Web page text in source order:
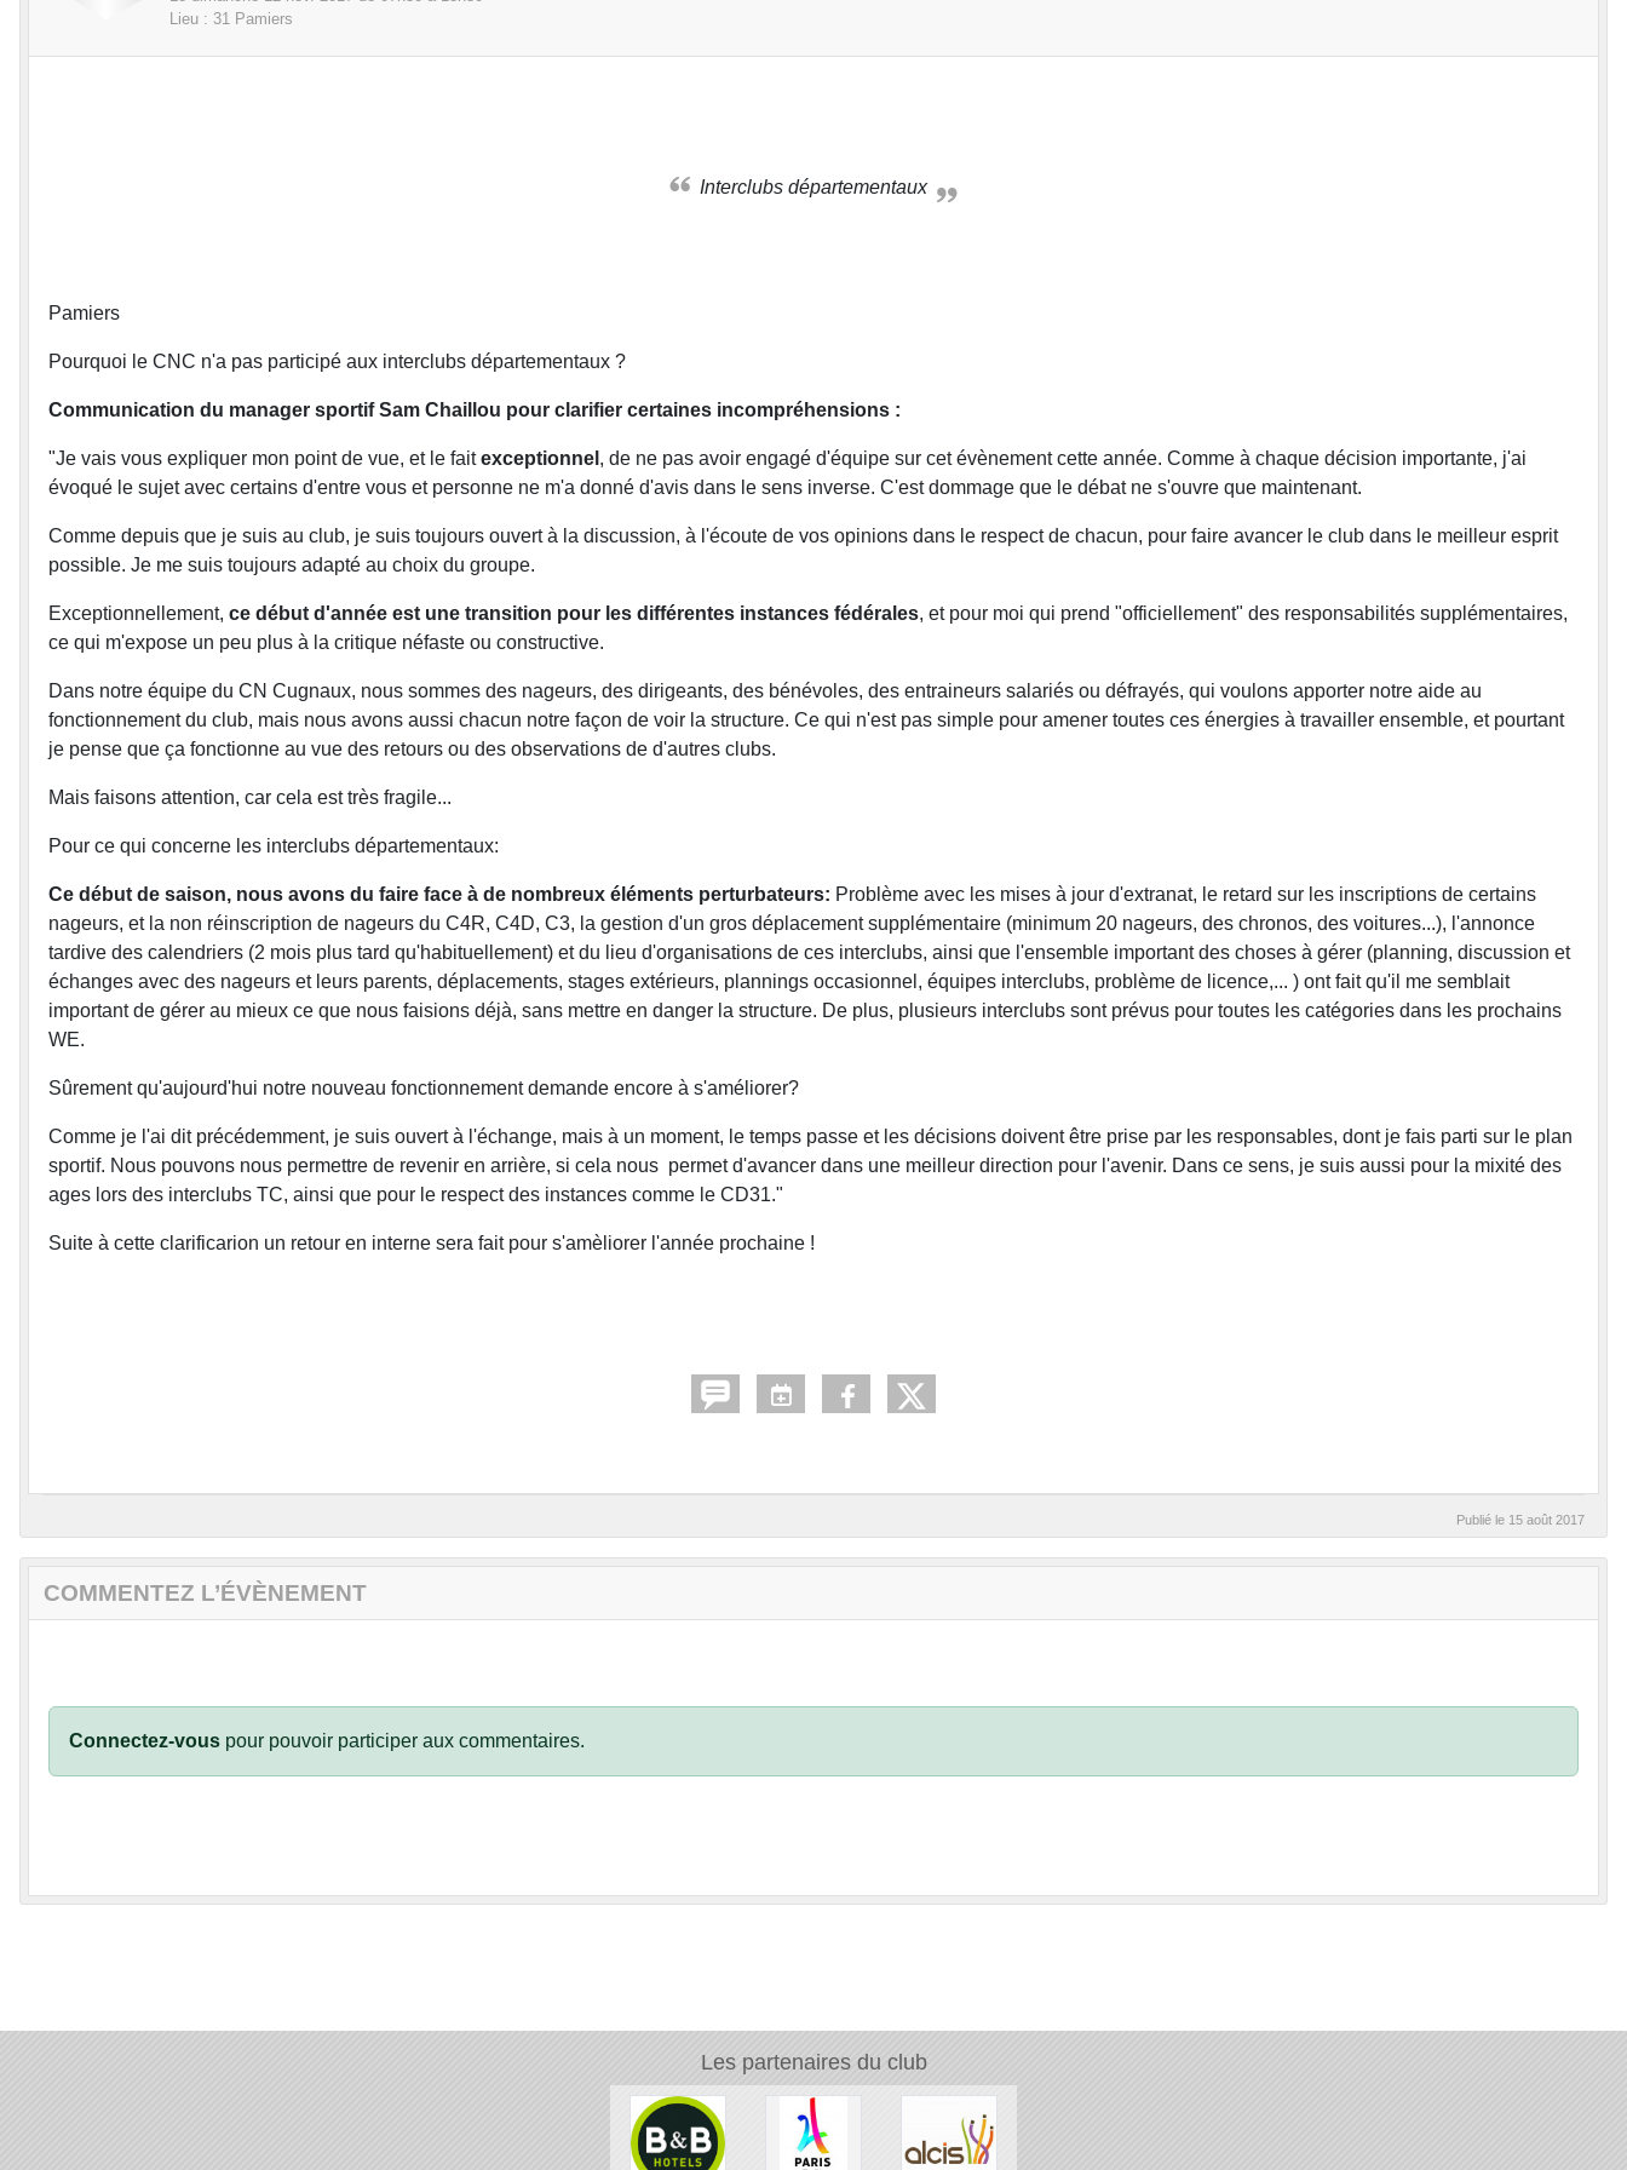
Lieu : 31 Pamiers
Interclubs départementaux
Pamiers
Pourquoi le CNC n'a pas participé aux interclubs départementaux ?
Communication du manager sportif Sam Chaillou pour clarifier certaines incompréhensions :
"Je vais vous expliquer mon point de vue, et le faitexceptionnel , de ne pas avoir engagé d'équipe sur cet évènement cette année. Comme à chaque décision importante, j'ai
évoqué le sujet avec certains d'entre vous et personne ne m'a donné d'avis dans le sens inverse. C'est dommage que le débat ne s'ouvre que maintenant.
Comme depuis que je suis au club, je suis toujours ouvert à la discussion, à l'écoute de vos opinions dans le respect de chacun, pour faire avancer le club dans le meilleur esprit
possible. Je me suis toujours adapté au choix du groupe.
Exceptionnellement, ce début d'année est une transition pour les différentes instances fédérales, et pour moi qui prend "officiellement" des responsabilités supplémentaires,
ce qui m'expose un peu plus à la critique néfaste ou constructive.
Dans notre équipe du CN Cugnaux, nous sommes des nageurs, des dirigeants, des bénévoles, des entraineurs salariés ou défrayés, qui voulons apporter notre aide au
fonctionnement du club, mais nous avons aussi chacun notre façon de voir la structure. Ce qui n'est pas simple pour amener toutes ces énergies à travailler ensemble, et pourtant
je pense que ça fonctionne au vue des retours ou des observations de d'autres clubs.
Mais faisons attention, car cela est très fragile...
Pour ce qui concerne les interclubs départementaux:
Ce début de saison, nous avons du faire face à de nombreux éléments perturbateurs: Problème avec les mises à jour d'extranat, le retard sur les inscriptions de certains
nageurs, et la non réinscription de nageurs du C4R, C4D, C3, la gestion d'un gros déplacement supplémentaire (minimum 20 nageurs, des chronos, des voitures...), l'annonce
tardive des calendriers (2 mois plus tard qu'habituellement) et du lieu d'organisations de ces interclubs, ainsi que l'ensemble important des choses à gérer (planning, discussion et
échanges avec des nageurs et leurs parents, déplacements, stages extérieurs, plannings occasionnel, équipes interclubs, problème de licence,... ) ont fait qu'il me semblait
important de gérer au mieux ce que nous faisions déjà, sans mettre en danger la structure. De plus, plusieurs interclubs sont prévus pour toutes les catégories dans les prochains
WE.
Sûrement qu'aujourd'hui notre nouveau fonctionnement demande encore à s'améliorer?
Comme je l'ai dit précédemment, je suis ouvert à l'échange, mais à un moment, le temps passe et les décisions doivent être prise par les responsables, dont je fais parti sur le plan
sportif. Nous pouvons nous permettre de revenir en arrière, si cela nous permet d'avancer dans une meilleur direction pour l'avenir. Dans ce sens, je suis aussi pour la mixité des
ages lors des interclubs TC, ainsi que pour le respect des instances comme le CD31."
Suite à cette clarificarion un retour en interne sera fait pour s'amèliorer l'année prochaine !
Publié le 15 août 2017
COMMENTEZ L’ÉVÈNEMENT
Connectez-vous pour pouvoir participer aux commentaires.
Les partenaires du club